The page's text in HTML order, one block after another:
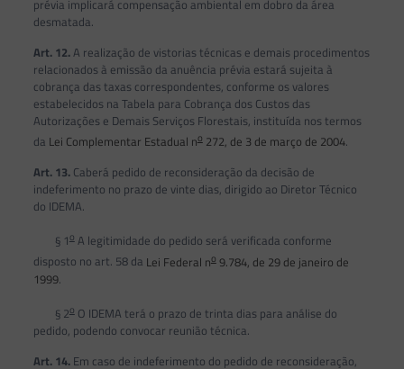
prévia implicará compensação ambiental em dobro da área
desmatada.
Art. 12.A realização de vistorias técnicas e demais procedimentos
relacionados à emissão da anuência prévia estará sujeita à
cobrança das taxas correspondentes, conforme os valores
estabelecidos na Tabela para Cobrança dos Custos das
Autorizações e Demais Serviços Florestais, instituída nos termos
da Lei Complementar Estadual no272, de 3 de março de 2004.
Art. 13.Caberá pedido de reconsideração da decisão de
indeferimento no prazo de vinte dias, dirigido ao Diretor Técnico
do IDEMA.
§ 1oA legitimidade do pedido será verificada conforme
disposto no art. 58 da Lei Federal no9.784, de 29 de janeiro de
1999.
§ 2oO IDEMA terá o prazo de trinta dias para análise do
pedido, podendo convocar reunião técnica.
Art. 14.Em caso de indeferimento do pedido de reconsideração,